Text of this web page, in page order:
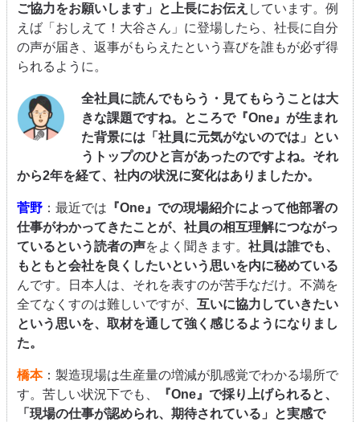
ご協力をお願いします」と上長にお伝え しています。例
えば「おしえて！大谷さん」に登場したら、社長に自分
の声が届き、返事がもらえたという喜びを誰もが必ず得
られるように。
全社員に読んでもらう・見てもらうことは大
きな課題ですね。ところで『One』が生まれ
た背景には「社員に元気がないのでは」とい
うトップのひと言があったのですよね。それ
から2年を経て、社内の状況に変化はありましたか。
菅野 ：最近では 『One』での現場紹介によって他部署の
仕事がわかってきたことが、社員の相互理解につながっ
ているという読者の声をよく聞きます。 社員は誰でも、
もともと会社を良くしたいという思いを内に秘めている
んです。日本人は、それを表すのが苦手なだけ。不満を
全てなくすのは難しいですが、 互いに協力していきたい
という思いを、取材を通して強く感じるようになりまし
た。
橋本：製造現場は生産量の増減が肌感覚でわかる場所で
す。苦しい状況下でも、
『One』で採り上げられると、
「現場の仕事が認められ、期待されている」と実感で